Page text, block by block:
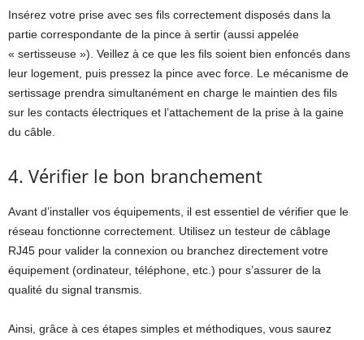
Insérez votre prise avec ses fils correctement disposés dans la
partie correspondante de la pince à sertir (aussi appelée
« sertisseuse »). Veillez à ce que les fils soient bien enfoncés dans
leur logement, puis pressez la pince avec force. Le mécanisme de
sertissage prendra simultanément en charge le maintien des fils
sur les contacts électriques et l’attachement de la prise à la gaine
du câble.
4. Vérifier le bon branchement
Avant d’installer vos équipements, il est essentiel de vérifier que le
réseau fonctionne correctement. Utilisez un testeur de câblage
RJ45 pour valider la connexion ou branchez directement votre
équipement (ordinateur, téléphone, etc.) pour s’assurer de la
qualité du signal transmis.
Ainsi, grâce à ces étapes simples et méthodiques, vous saurez